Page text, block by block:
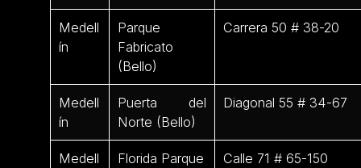
Medell
ín
Parque
Fabricato
(Bello)
Carrera 50 # 38-20
Medell
ín
Puerta del
Norte (Bello)
Diagonal 55 # 34-67
Medell Florida Parque Calle 71 # 65-150